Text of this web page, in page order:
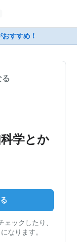
すすめ！
学とか
ックしたり、
なります。